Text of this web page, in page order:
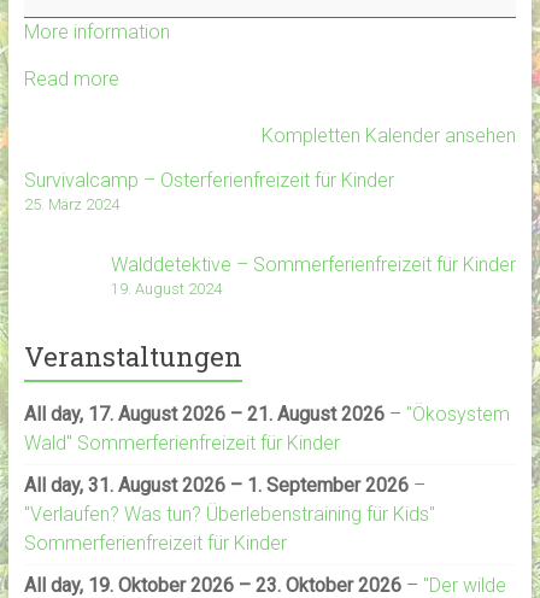
Kinder
More information
Read more
Kompletten Kalender ansehen
Survivalcamp – Osterferienfreizeit für Kinder
25. März 2024
Walddetektive – Sommerferienfreizeit für Kinder
19. August 2024
Veranstaltungen
All day, 17. August 2026 – 21. August 2026– "Ökosystem
Wald" Sommerferienfreizeit für Kinder
All day, 31. August 2026 – 1. September 2026–
"Verlaufen? Was tun? Überlebenstraining für Kids"
Sommerferienfreizeit für Kinder
All day, 19. Oktober 2026 – 23. Oktober 2026– "Der wilde